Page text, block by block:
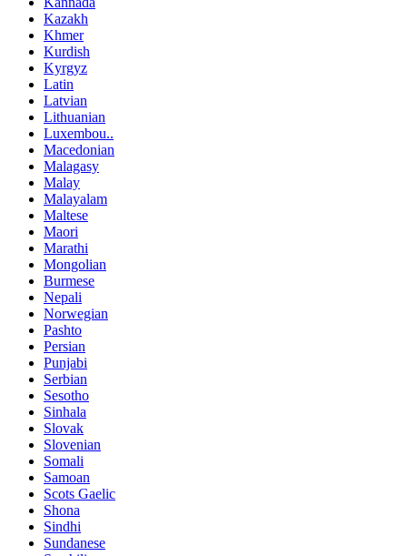
Kazakh
Khmer
Kurdish
Kyrgyz
Latin
Latvian
Lithuanian
Luxembou..
Macedonian
Malagasy
Malay
Malayalam
Maltese
Maori
Marathi
Mongolian
Burmese
Nepali
Norwegian
Pashto
Persian
Punjabi
Serbian
Sesotho
Sinhala
Slovak
Slovenian
Somali
Samoan
Scots Gaelic
Shona
Sindhi
Sundanese